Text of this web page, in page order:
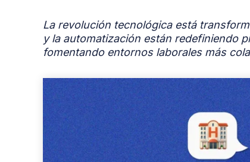
La revolución tecnológica está
y la automatización están redefiniendo
fomentando entornos laborales más